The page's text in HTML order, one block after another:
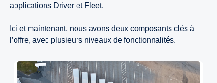
applications Driver et Fleet.
Ici et maintenant, nous avons deux composants clés à
l’offre, avec plusieurs niveaux de fonctionnalités.